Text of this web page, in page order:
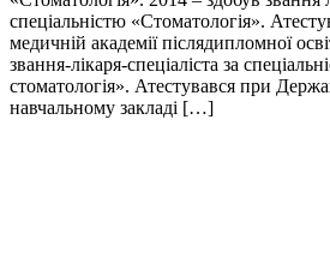
спеціальністю «Стоматологія».
медичній академії післядипломної
звання-лікаря-спеціаліста за
стоматологія». Атестувався при
навчальному закладі […]